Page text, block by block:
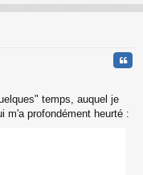
au
temps, auquel je
m'a profondément heurté :